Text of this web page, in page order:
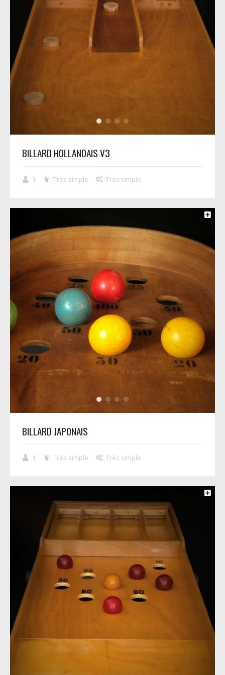
BILLARD HOLLANDAIS V3
1 Très simple Très simple
BILLARD JAPONAIS
1 Très simple Très simple